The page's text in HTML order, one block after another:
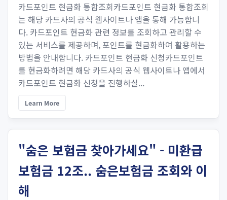
카드포인트 현금화 통합조회카드포인트 현금화 통합조회
는 해당 카드사의 공식 웹사이트나 앱을 통해 가능합니
다. 카드포인트 현금화 관련 정보를 조회하고 관리할 수
있는 서비스를 제공하며, 포인트를 현금화하여 활용하는
방법을 안내합니다. 카드포인트 현금화 신청카드포인트
를 현금화하려면 해당 카드사의 공식 웹사이트나 앱에서
카드포인트 현금화 신청을 진행하실...
Learn More
"숨은 보험금 찾아가세요" - 미환급
보험금 12조.. 숨은보험금 조회와 이
해